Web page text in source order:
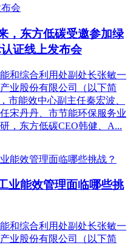
，东方低碳受邀参加绿
证线上发布会
和综合利用处副处长张敏一
业股份有限公司（以下简
市能效中心副主任秦宏波、
宋丹丹、市节能环保服务业
，东方低碳CEO韩健、A...
业能效管理面临哪些挑
和综合利用处副处长张敏一
业股份有限公司（以下简